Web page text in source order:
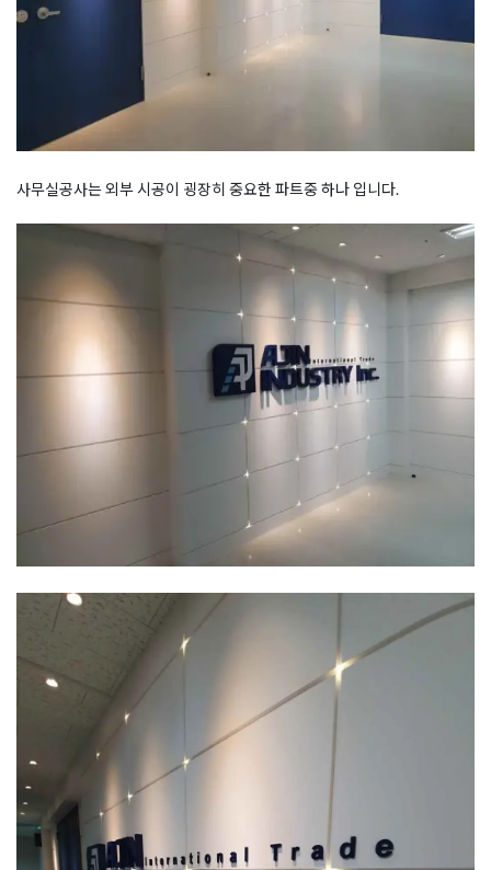
사무실공사는 외부 시공이 굉장히 중요한 파트중 하나 입니다.